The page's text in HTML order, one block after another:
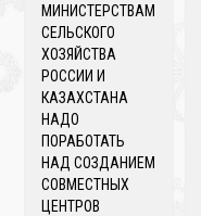
МИНИСТЕРСТВАМ
СЕЛЬСКОГО
ХОЗЯЙСТВА
РОССИИ И
КАЗАХСТАНА
НАДО
ПОРАБОТАТЬ
НАД СОЗДАНИЕМ
СОВМЕСТНЫХ
ЦЕНТРОВ